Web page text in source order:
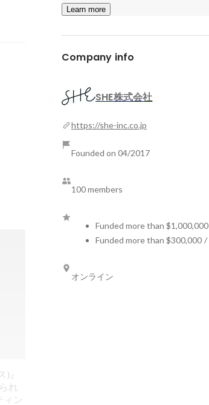
)』
れ
ィン
Learn more
Company info
SHE株式会社
https://she-inc.co.jp
Founded on 04/2017
100 members
Funded more than $1,000,000
Funded more than $300,000 /
オンライン